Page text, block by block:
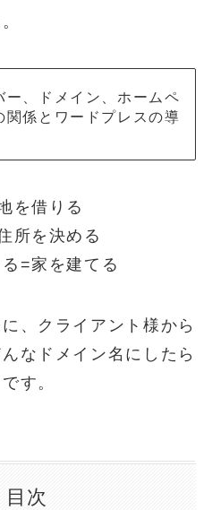
ー、ドメイン、ホームペ
関係とワードプレスの導
を借りる
所を決める
=家を建てる
、クライアント様から
なドメイン名にしたら
す。
目次